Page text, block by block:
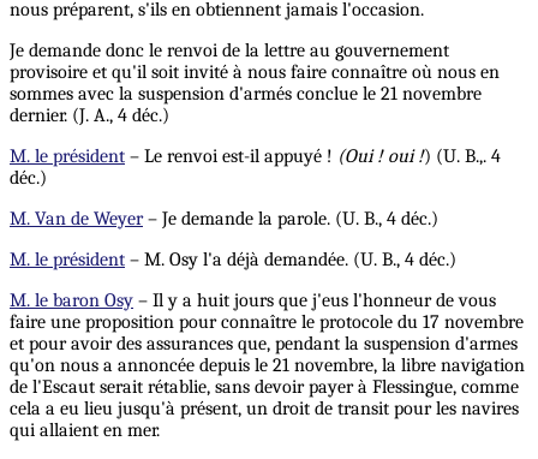
nous préparent, s'ils en obtiennent jamais l'occasion.
Je demande donc le renvoi de la lettre au gouvernement
provisoire et qu'il soit invité à nous faire connaître où nous en
sommes avec la suspension d'armés conclue le 21 novembre
dernier. (J. A., 4 déc.)
M. le président – Le renvoi est-il appuyé ! (Oui ! oui !) (U. B.,. 4
déc.)
M. Van de Weyer– Je demande la parole. (U. B., 4 déc.)
M. le président – M. Osy l'a déjà demandée. (U. B., 4 déc.)
M. le baron Osy – Il y a huit jours que j'eus l'honneur de vous
faire une proposition pour connaître le protocole du 17 novembre
et pour avoir des assurances que, pendant la suspension d'armes
qu'on nous a annoncée depuis le 21 novembre, la libre navigation
de l'Escaut serait rétablie, sans devoir payer à Flessingue, comme
cela a eu lieu jusqu'à présent, un droit de transit pour les navires
qui allaient en mer.